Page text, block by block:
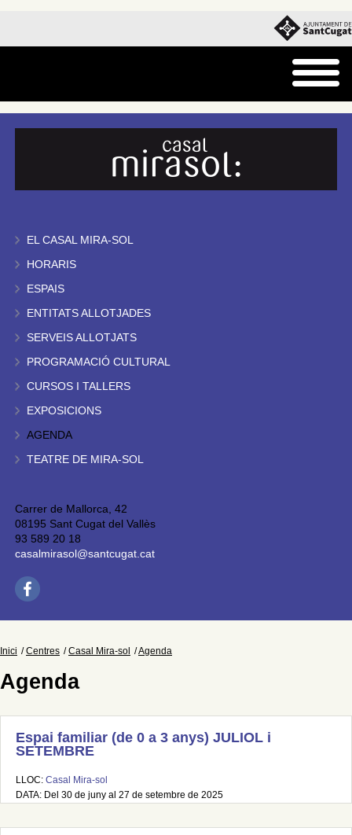
EL CASAL MIRA-SOL
HORARIS
ESPAIS
ENTITATS ALLOTJADES
SERVEIS ALLOTJATS
PROGRAMACIÓ CULTURAL
CURSOS I TALLERS
EXPOSICIONS
AGENDA
TEATRE DE MIRA-SOL
Carrer de Mallorca, 42
08195 Sant Cugat del Vallès
93 589 20 18
casalmirasol@santcugat.cat
Inici Centres Casal Mira-sol Agenda
Agenda
Espai familiar (de 0 a 3 anys) JULIOL i
SETEMBRE
LLOC: Casal Mira-sol
DATA: Del 30 de juny al 27 de setembre de 2025